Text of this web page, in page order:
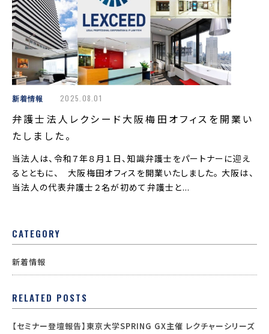
新着情報 2025.08.01
弁護士法人レクシード大阪梅田オフィスを開業い
たしました。
当法人は、令和７年８月１日、知識弁護士をパートナーに迎え
るとともに、 大阪梅田オフィスを開業いたしました。 大阪は、
当法人の代表弁護士２名が初めて弁護士と...
CATEGORY
新着情報
RELATED POSTS
【セミナー登壇報告】東京大学SPRING GX主催 レクチャーシリーズ